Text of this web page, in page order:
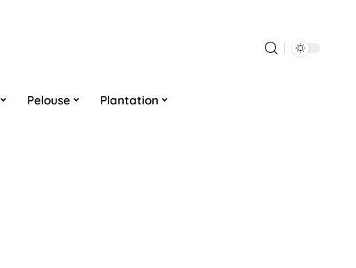
Pelouse Plantation